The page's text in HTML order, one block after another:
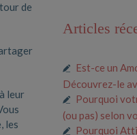
de
leur
les
Articles
Est-ce un
Découvrez-le
Pourquoi
(ou pas) selon
Pourquoi